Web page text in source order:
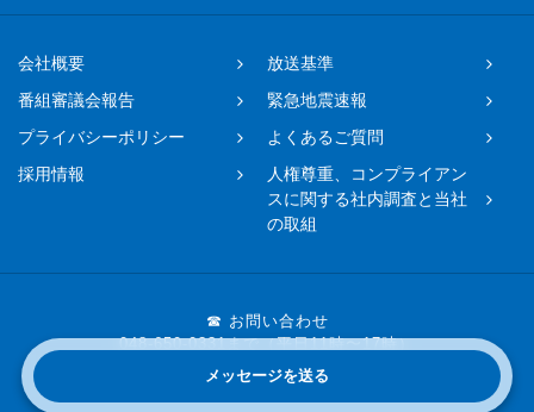
メッセージを送る
会社概要
放送基準
番組審議会報告
緊急地震速報
プライバシーポリシー
よくあるご質問
採用情報
人権尊重、コンプライアン
スに関する社内調査と当社
の取組
☎ お問い合わせ
048-650-0331まで（平日11時〜17時）
Copyright © 2019 FM NACK5 All rights reserved.